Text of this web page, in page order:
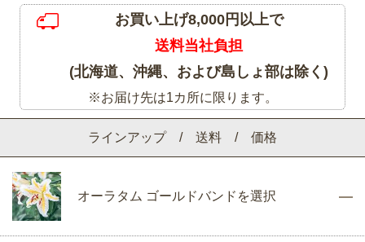
ラインアップ / 送料 / 価格
オーラタム ゴールドバンドを選択
お買い上げ8,000円以上で
送料当社負担
(北海道、沖縄、および島しょ部は除く)
※お届け先は1カ所に限ります。